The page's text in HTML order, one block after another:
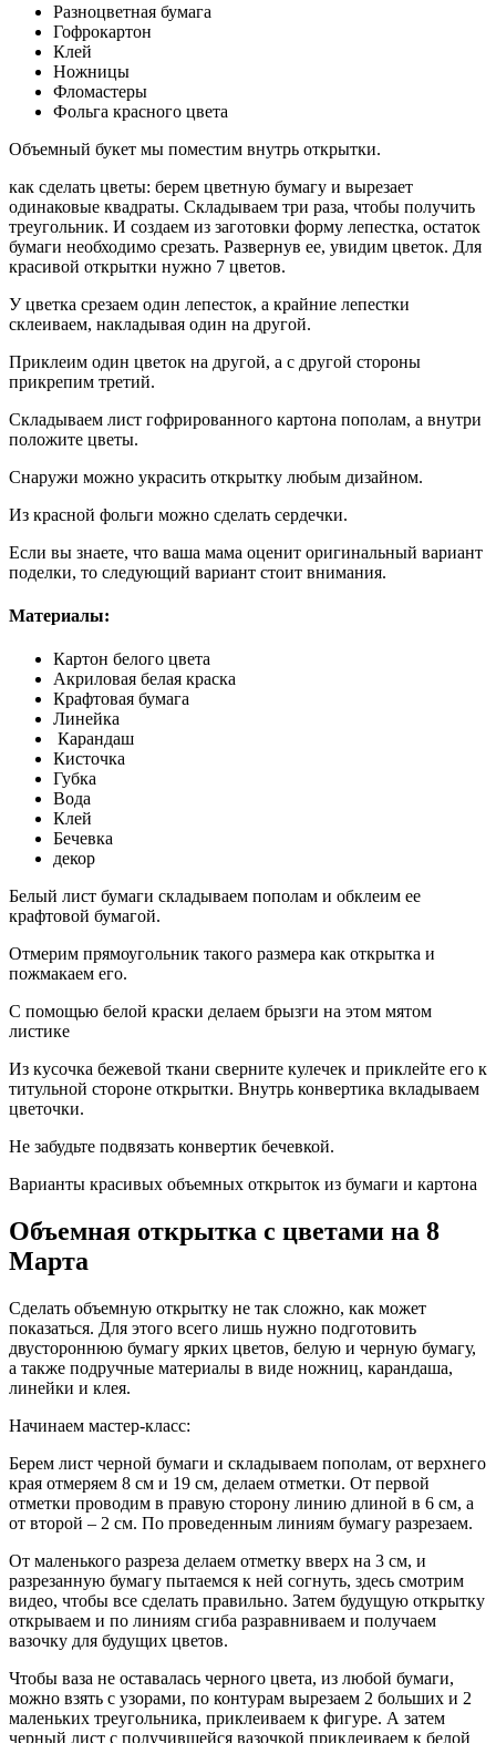
Разноцветная бумага
Гофрокартон
Клей
Ножницы
Фломастеры
Фольга красного цвета
Объемный букет мы поместим внутрь открытки.
как сделать цветы: берем цветную бумагу и вырезает
одинаковые квадраты. Складываем три раза, чтобы получить
треугольник. И создаем из заготовки форму лепестка, остаток
бумаги необходимо срезать. Развернув ее, увидим цветок. Для
красивой открытки нужно 7 цветов.
У цветка срезаем один лепесток, а крайние лепестки
склеиваем, накладывая один на другой.
Приклеим один цветок на другой, а с другой стороны
прикрепим третий.
Складываем лист гофрированного картона пополам, а внутри
положите цветы.
Снаружи можно украсить открытку любым дизайном.
Из красной фольги можно сделать сердечки.
Если вы знаете, что ваша мама оценит оригинальный вариант
поделки, то следующий вариант стоит внимания.
Материалы:
Картон белого цвета
Акриловая белая краска
Крафтовая бумага
Линейка
Карандаш
Кисточка
Губка
Вода
Клей
Бечевка
декор
Белый лист бумаги складываем пополам и обклеим ее
крафтовой бумагой.
Отмерим прямоугольник такого размера как открытка и
пожмакаем его.
С помощью белой краски делаем брызги на этом мятом
листике
Из кусочка бежевой ткани сверните кулечек и приклейте его к
титульной стороне открытки. Внутрь конвертика вкладываем
цветочки.
Не забудьте подвязать конвертик бечевкой.
Варианты красивых объемных открыток из бумаги и картона
Объемная открытка с цветами на 8
Марта
Сделать объемную открытку не так сложно, как может
показаться. Для этого всего лишь нужно подготовить
двустороннюю бумагу ярких цветов, белую и черную бумагу,
а также подручные материалы в виде ножниц, карандаша,
линейки и клея.
Начинаем мастер-класс:
Берем лист черной бумаги и складываем пополам, от верхнего
края отмеряем 8 см и 19 см, делаем отметки. От первой
отметки проводим в правую сторону линию длиной в 6 см, а
от второй – 2 см. По проведенным линиям бумагу разрезаем.
От маленького разреза делаем отметку вверх на 3 см, и
разрезанную бумагу пытаемся к ней согнуть, здесь смотрим
видео, чтобы все сделать правильно. Затем будущую открытку
открываем и по линиям сгиба разравниваем и получаем
вазочку для будущих цветов.
Чтобы ваза не оставалась черного цвета, из любой бумаги,
можно взять с узорами, по контурам вырезаем 2 больших и 2
маленьких треугольника, приклеиваем к фигуре. А затем
черный лист с получившейся вазочкой приклеиваем к белой